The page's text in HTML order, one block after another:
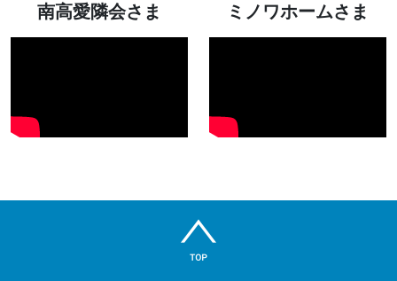
南高愛隣会さま ミノワホームさま